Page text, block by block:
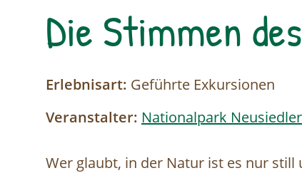
Die Stimmen
Erlebnisart: Geführte Exkursionen
Veranstalter: Nationalpark
Wer glaubt, in der Natur ist es nur